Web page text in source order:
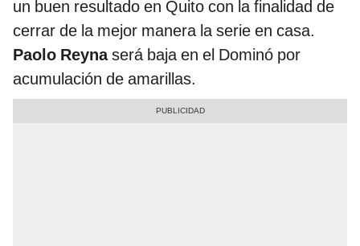
un buen resultado en Quito con la finalidad de
cerrar de la mejor manera la serie en casa.
Paolo Reynaserá baja en el Dominó por
acumulación de amarillas.